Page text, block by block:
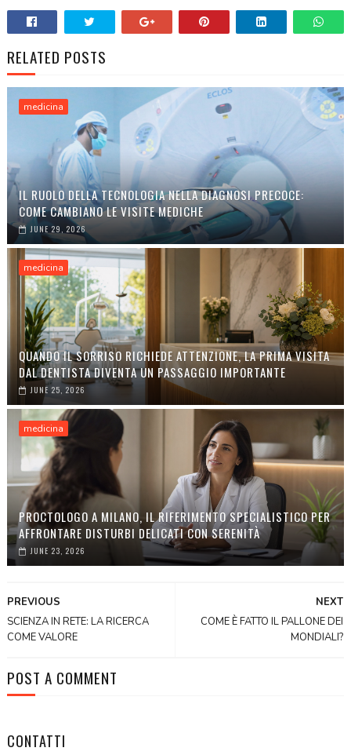
RELATED POSTS
medicina
IL RUOLO DELLA TECNOLOGIA NELLA DIAGNOSI PRECOCE:
COME CAMBIANO LE VISITE MEDICHE
JUNE 29, 2026
medicina
QUANDO IL SORRISO RICHIEDE ATTENZIONE, LA PRIMA VISITA
DAL DENTISTA DIVENTA UN PASSAGGIO IMPORTANTE
JUNE 25, 2026
medicina
PROCTOLOGO A MILANO, IL RIFERIMENTO SPECIALISTICO PER
AFFRONTARE DISTURBI DELICATI CON SERENITÀ
JUNE 23, 2026
NEXT
COME È FATTO IL PALLONE DEI
MONDIALI?
PREVIOUS
SCIENZA IN RETE: LA RICERCA
COME VALORE
POST A COMMENT
CONTATTI